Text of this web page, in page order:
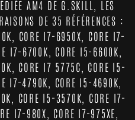
AM4 DE G.SKILL, LES
DE 35 RÉFÉRENCES :
CORE I7-6950X, CORE I7-
I7-6700K, CORE I5-6600K,
CORE I7 5775C, CORE I5-
I7-4790K, CORE I5-4690K,
CORE I5-3570K, CORE I7-
I7-980X, CORE I7-975XE,